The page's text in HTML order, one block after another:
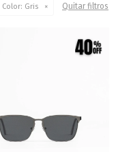
Color: Gris Quitar filtros